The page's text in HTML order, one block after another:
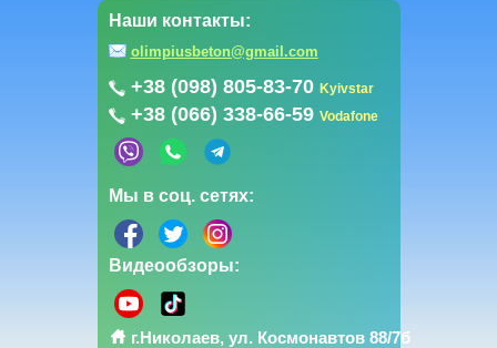
Наши контакты:
olimpiusbeton@gmail.com
+38 (098) 805-83-70 Kyivstar
+38 (066) 338-66-59 Vodafone
Мы в соц. сетях:
Видеообзоры:
г.Николаев, ул. Космонавтов 88/7б